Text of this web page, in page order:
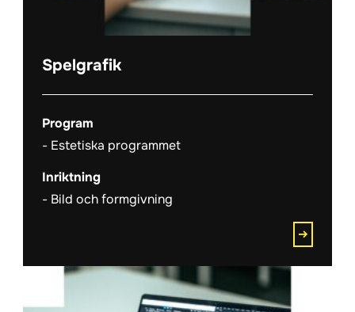
Spelgrafik
Program
Estetiska programmet
Inriktning
Bild och formgivning